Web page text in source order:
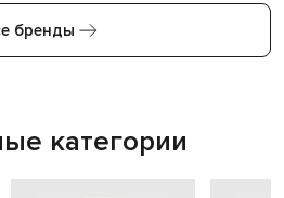
бренды
категории